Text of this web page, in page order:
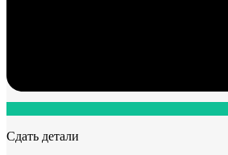
Сдать детали